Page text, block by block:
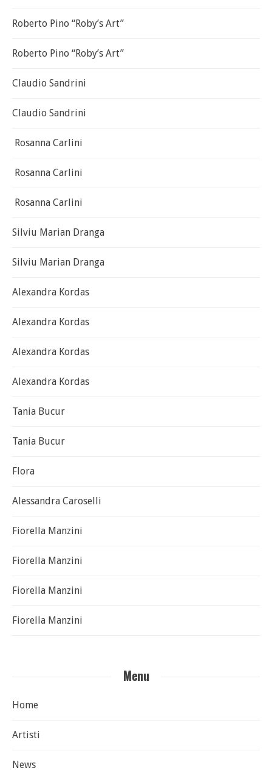
Roberto Pino “Roby’s Art”
Roberto Pino “Roby’s Art”
Claudio Sandrini
Claudio Sandrini
Rosanna Carlini
Rosanna Carlini
Rosanna Carlini
Silviu Marian Dranga
Silviu Marian Dranga
Alexandra Kordas
Alexandra Kordas
Alexandra Kordas
Alexandra Kordas
Tania Bucur
Tania Bucur
Flora
Alessandra Caroselli
Fiorella Manzini
Fiorella Manzini
Fiorella Manzini
Fiorella Manzini
Menu
Home
Artisti
News